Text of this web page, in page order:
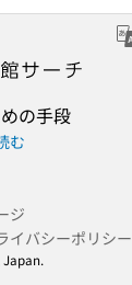
の手段
む
ジ
イバシーポリシー